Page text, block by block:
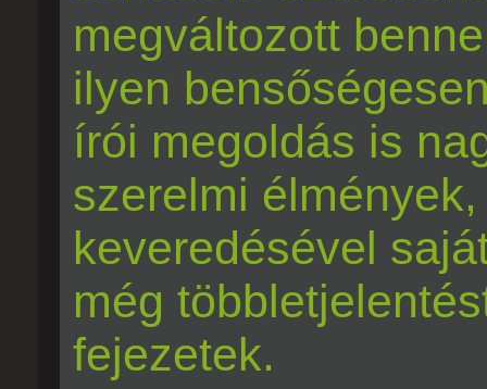
megváltozott
ilyen
írói megoldás is
szerelmi
keveredésével
még
fejezetek.